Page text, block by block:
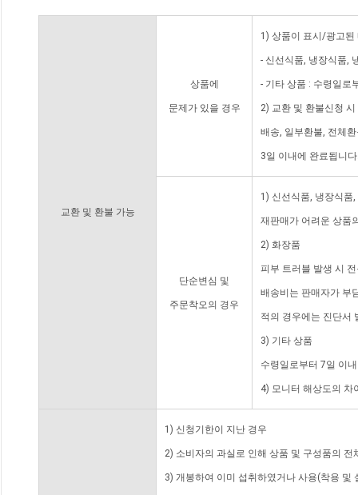
교환 및 환불 가능
상품에
문제가 있을 경우
1) 상품이 표시/광고된
- 신선식품, 냉장식품,
- 기타 상품 : 수령일로
2) 교환 및 환불신청
배송, 일부환불, 전체
3일 이내에 완료됩니
단순변심 및
주문착오의 경우
1) 신선식품, 냉장식품
재판매가 어려운 상품
2) 화장품
피부 트러블 발생 시
배송비는 판매자가 부
적의 경우에는 진단서
3) 기타 상품
수령일로부터 7일 이
4) 모니터 해상도의 차
1) 신청기한이 지난 경우
2) 소비자의 과실로 인해 상품 및 구성품의
3) 개봉하여 이미 섭취하였거나 사용(착용 및